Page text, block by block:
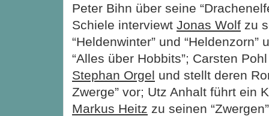
Peter Bihn über seine
Schiele interviewt Jonas Wolf zu
“Heldenwinter” und “Heldenzorn”
“Alles über Hobbits”; Carsten
Stephan Orgel und stellt deren
Zwerge” vor; Utz Anhalt führt ein
Markus Heitz zu seinen